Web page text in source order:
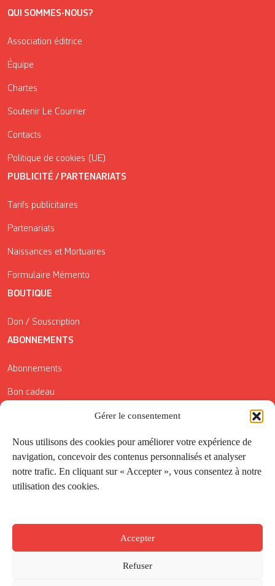
Gérer le consentement
Nous utilisons des cookies pour améliorer votre expérience de
navigation, concevoir des contenus personnalisés et analyser
notre trafic. En cliquant sur « Accepter », vous consentez à notre
utilisation des cookies.
Accepter
Refuser
QUI SOMMES-NOUS?
Association éditrice
Équipe
Chartes
Soutenir Le Courrier
Contacts
Politique de cookies (UE)
PUBLICITÉ / PARTENARIATS
Tarifs publicitaires
Partenariats
Naissances et Mortuaires
Formulaire Mémento
BOUTIQUE
Don / Souscription
ABONNEMENTS
Abonnements
Bon cadeau
Conditions générales de vente
Réductions de la Carte Côté Courrier
Application